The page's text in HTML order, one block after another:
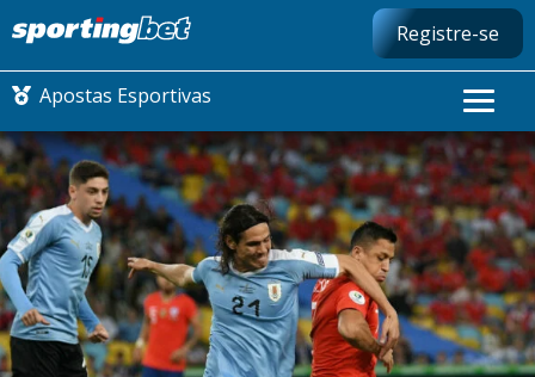
Registre-se
Apostas Esportivas
CONMEBOL LIBERTADORES
FUTEBOL NACIONAL
FUTEBOL INTERNACIONAL